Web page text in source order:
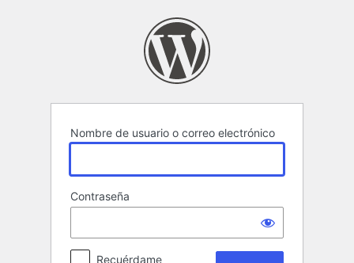
Nombre de usuario o correo electrónico
Contraseña
Recuérdame